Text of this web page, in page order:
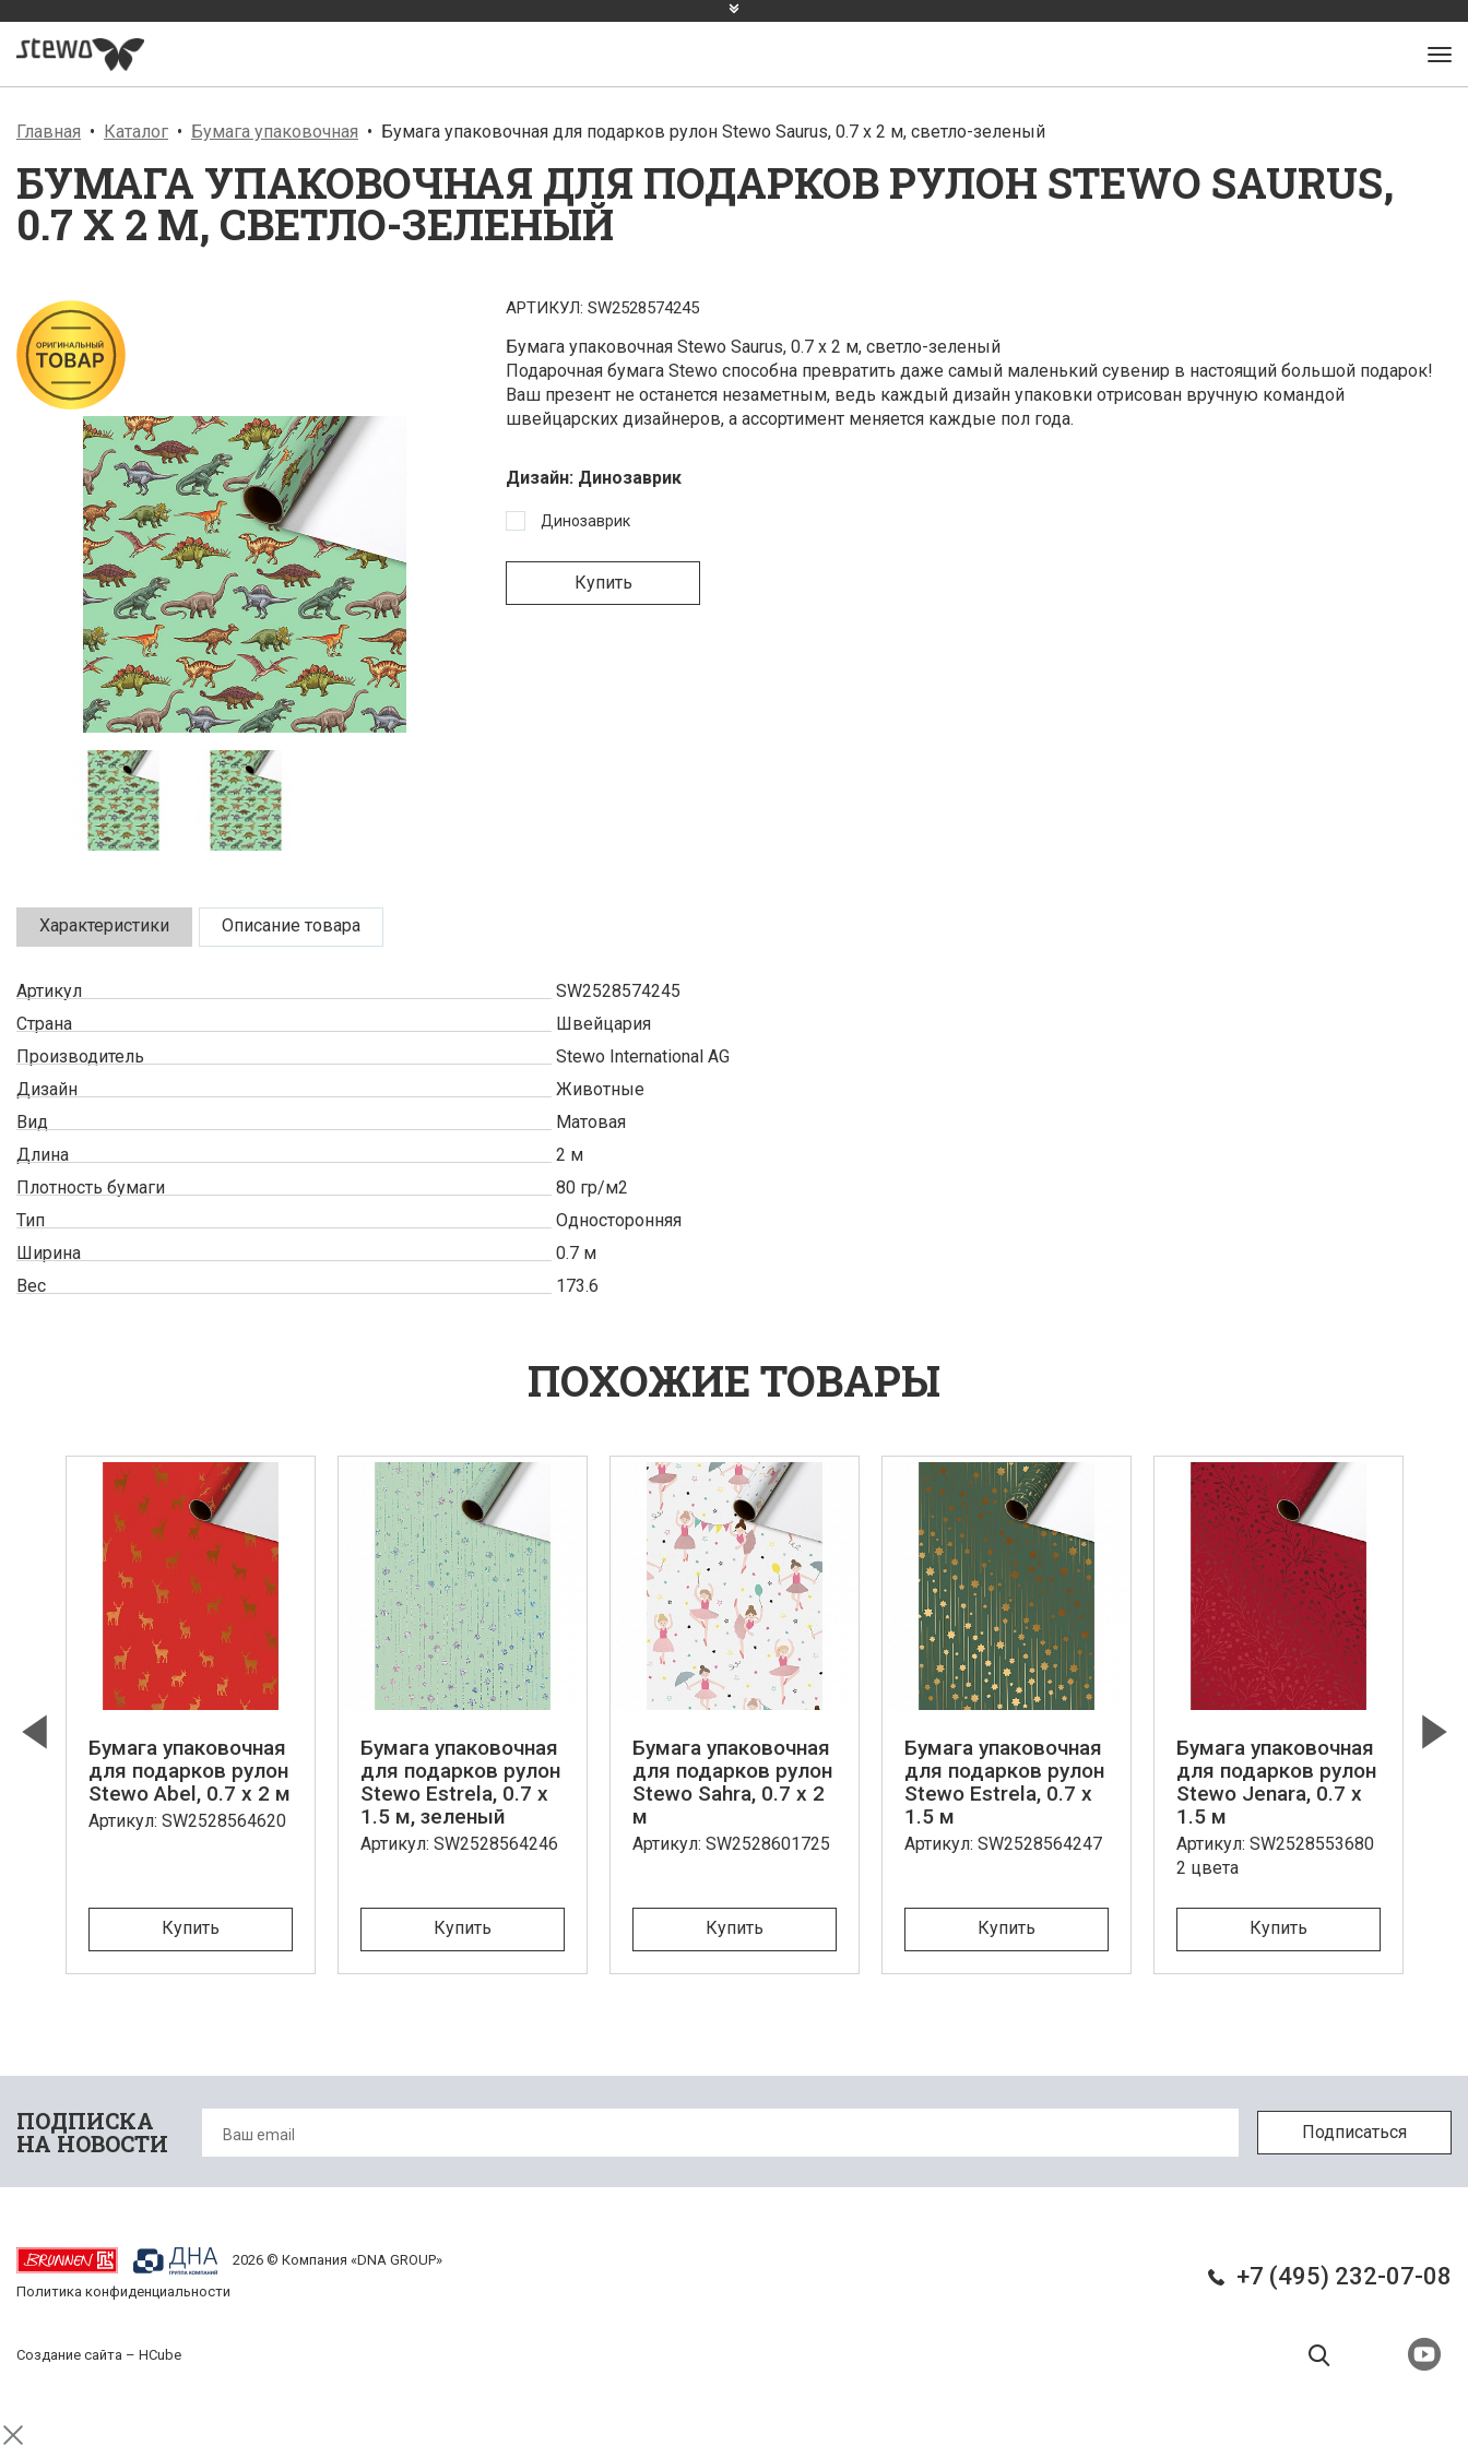
Главная Каталог Бумага упаковочная Бумага упаковочная для подарков рулон Stewo Saurus, 0.7 x 2 м, светло-зеленый
БУМАГА УПАКОВОЧНАЯ ДЛЯ ПОДАРКОВ РУЛОН STEWO SAURUS,
0.7 X 2 М, СВЕТЛО-ЗЕЛЕНЫЙ
АРТИКУЛ: SW2528574245
Бумага упаковочная Stewo Saurus, 0.7 x 2 м, светло-зеленый
Подарочная бумага Stewo способна превратить даже самый маленький сувенир в настоящий большой подарок!
Ваш презент не останется незаметным, ведь каждый дизайн упаковки отрисован вручную командой
швейцарских дизайнеров, а ассортимент меняется каждые пол года.
Дизайн: Динозаврик
Динозаврик
Купить
Характеристики Описание товара
Артикул
SW2528574245
Страна
Швейцария
Производитель
Stewo International AG
Дизайн
Животные
Вид
Матовая
Длина
2 м
Плотность бумаги
80 гр/м2
Тип
Односторонняя
Ширина
0.7 м
Вес
173.6
ПОХОЖИЕ ТОВАРЫ
Бумага упаковочная
для подарков рулон
Stewo Abel, 0.7 x 2 м
Артикул: SW2528564620
Купить
Бумага упаковочная
для подарков рулон
Stewo Estrela, 0.7 x
1.5 м, зеленый
Артикул: SW2528564246
Купить
Бумага упаковочная
для подарков рулон
Stewo Sahra, 0.7 x 2
м
Артикул: SW2528601725
Купить
Бумага упаковочная
для подарков рулон
Stewo Estrela, 0.7 x
1.5 м
Артикул: SW2528564247
Купить
Бумага упаковочная
для подарков рулон
Stewo Jenara, 0.7 x
1.5 м
Артикул: SW2528553680
2 цвета
Купить
ПОДПИСКА
НА НОВОСТИ
2026 © Компания «DNA GROUP»
Политика конфиденциальности
+7 (495) 232-07-08
Создание сайта – HCube